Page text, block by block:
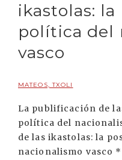
ikastolas: la
política del
vasco
MATEOS, TXOLI
La publificación de
política del
de las ikastolas: la
nacionalismo vasco